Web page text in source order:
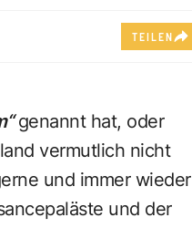
TEILEN
genannt hat, oder
vermutlich nicht
und immer wieder
und der